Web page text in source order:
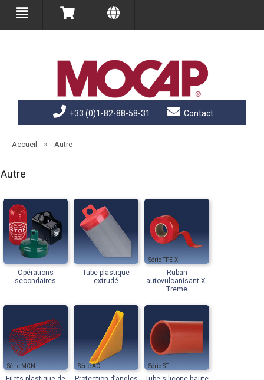
+33 (0)1-82-88-58-31 Contact
Accueil » Autre
Autre
Opérations
secondaires
Tube plastique
extrudé
TPE-X
Ruban
autovulcanisant X-
Treme
MCN AC ST